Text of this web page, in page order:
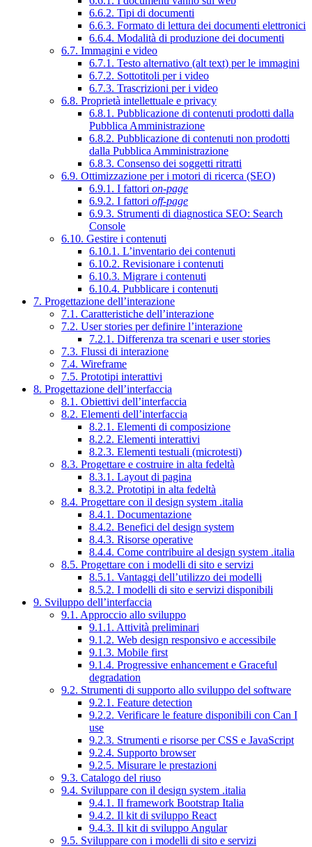
6.6.2. Tipi di documenti
6.6.3. Formato di lettura dei documenti elettronici
6.6.4. Modalità di produzione dei documenti
6.7. Immagini e video
6.7.1. Testo alternativo (alt text) per le immagini
6.7.2. Sottotitoli per i video
6.7.3. Trascrizioni per i video
6.8. Proprietà intellettuale e privacy
6.8.1. Pubblicazione di contenuti prodotti dalla
Pubblica Amministrazione
6.8.2. Pubblicazione di contenuti non prodotti
dalla Pubblica Amministrazione
6.8.3. Consenso dei soggetti ritratti
6.9. Ottimizzazione per i motori di ricerca (SEO)
6.9.1. I fattori on-page
6.9.2. I fattori off-page
6.9.3. Strumenti di diagnostica SEO: Search
Console
6.10. Gestire i contenuti
6.10.1. L’inventario dei contenuti
6.10.2. Revisionare i contenuti
6.10.3. Migrare i contenuti
6.10.4. Pubblicare i contenuti
7. Progettazione dell’interazione
7.1. Caratteristiche dell’interazione
7.2. User stories per definire l’interazione
7.2.1. Differenza tra scenari e user stories
7.3. Flussi di interazione
7.4. Wireframe
7.5. Prototipi interattivi
8. Progettazione dell’interfaccia
8.1. Obiettivi dell’interfaccia
8.2. Elementi dell’interfaccia
8.2.1. Elementi di composizione
8.2.2. Elementi interattivi
8.2.3. Elementi testuali (microtesti)
8.3. Progettare e costruire in alta fedeltà
8.3.1. Layout di pagina
8.3.2. Prototipi in alta fedeltà
8.4. Progettare con il design system .italia
8.4.1. Documentazione
8.4.2. Benefici del design system
8.4.3. Risorse operative
8.4.4. Come contribuire al design system .italia
8.5. Progettare con i modelli di sito e servizi
8.5.1. Vantaggi dell’utilizzo dei modelli
8.5.2. I modelli di sito e servizi disponibili
9. Sviluppo dell’interfaccia
9.1. Approccio allo sviluppo
9.1.1. Attività preliminari
9.1.2. Web design responsivo e accessibile
9.1.3. Mobile first
9.1.4. Progressive enhancement e Graceful
degradation
9.2. Strumenti di supporto allo sviluppo del software
9.2.1. Feature detection
9.2.2. Verificare le feature disponibili con Can I
use
9.2.3. Strumenti e risorse per CSS e JavaScript
9.2.4. Supporto browser
9.2.5. Misurare le prestazioni
9.3. Catalogo del riuso
9.4. Sviluppare con il design system .italia
9.4.1. Il framework Bootstrap Italia
9.4.2. Il kit di sviluppo React
9.4.3. Il kit di sviluppo Angular
9.5. Sviluppare con i modelli di sito e servizi